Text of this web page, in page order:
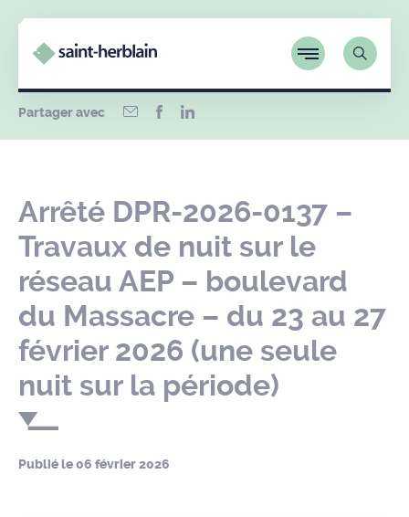
Partager avec
Arrêté DPR-2026-0137 –
Travaux de nuit sur le
réseau AEP – boulevard
du Massacre – du 23 au 27
février 2026 (une seule
nuit sur la période)
Publié le06 février 2026